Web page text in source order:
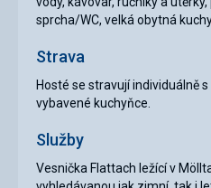
sprcha/WC, velká obytná
Strava
Hosté se stravují individuálně
vybavené kuchyňce.
Služby
Vesnička Flattach ležící v